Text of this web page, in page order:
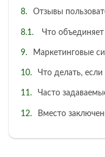
Отзывы
Что
Маркетинговые
Что делать,
Часто
Вместо